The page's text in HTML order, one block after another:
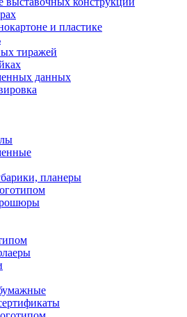
и пластике
тиражей
данных
планеры